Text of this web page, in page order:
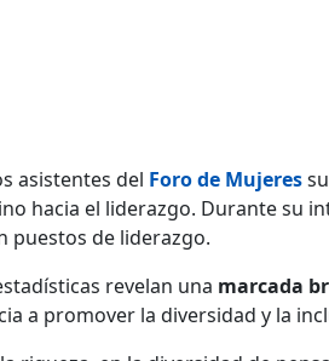
asistentes del Foro de Mujeres
hacia el liderazgo. Durante su
puestos de liderazgo.
revelan una marcada
a promover la diversidad y la